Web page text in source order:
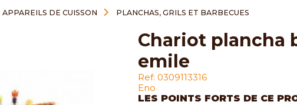
APPAREILS DE CUISSON PLANCHAS, GRILS ET BARBECUES
chariot plancha bois
emile
Ref: 0309113316
Eno
LES POINTS FORTS DE CE